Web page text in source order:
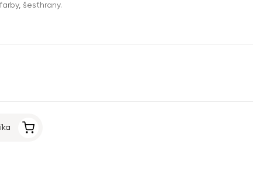
šesťhrany.